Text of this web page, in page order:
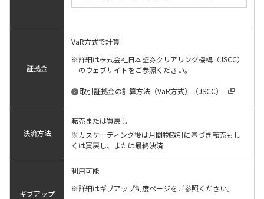
証拠金
VaR方式で計算
詳細は株式会社日本証券クリアリング機構（JSCC）
のウェブサイトをご参照ください。
取引証拠金の計算方法（VaR方式）（JSCC）
決済方法
転売または買戻し
※カスケーディング後は月間物取引に基づき転売もし
くは買戻し、または最終決済
ギブアップ
利用可能
詳細はギブアップ制度ページをご参照ください。